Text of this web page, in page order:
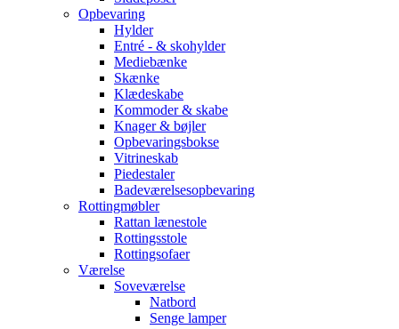
Opbevaring
Hylder
Entré - & skohylder
Mediebænke
Skænke
Klædeskabe
Kommoder & skabe
Knager & bøjler
Opbevaringsbokse
Vitrineskab
Piedestaler
Badeværelsesopbevaring
Rottingmøbler
Rattan lænestole
Rottingsstole
Rottingsofaer
Værelse
Soveværelse
Natbord
Senge lamper